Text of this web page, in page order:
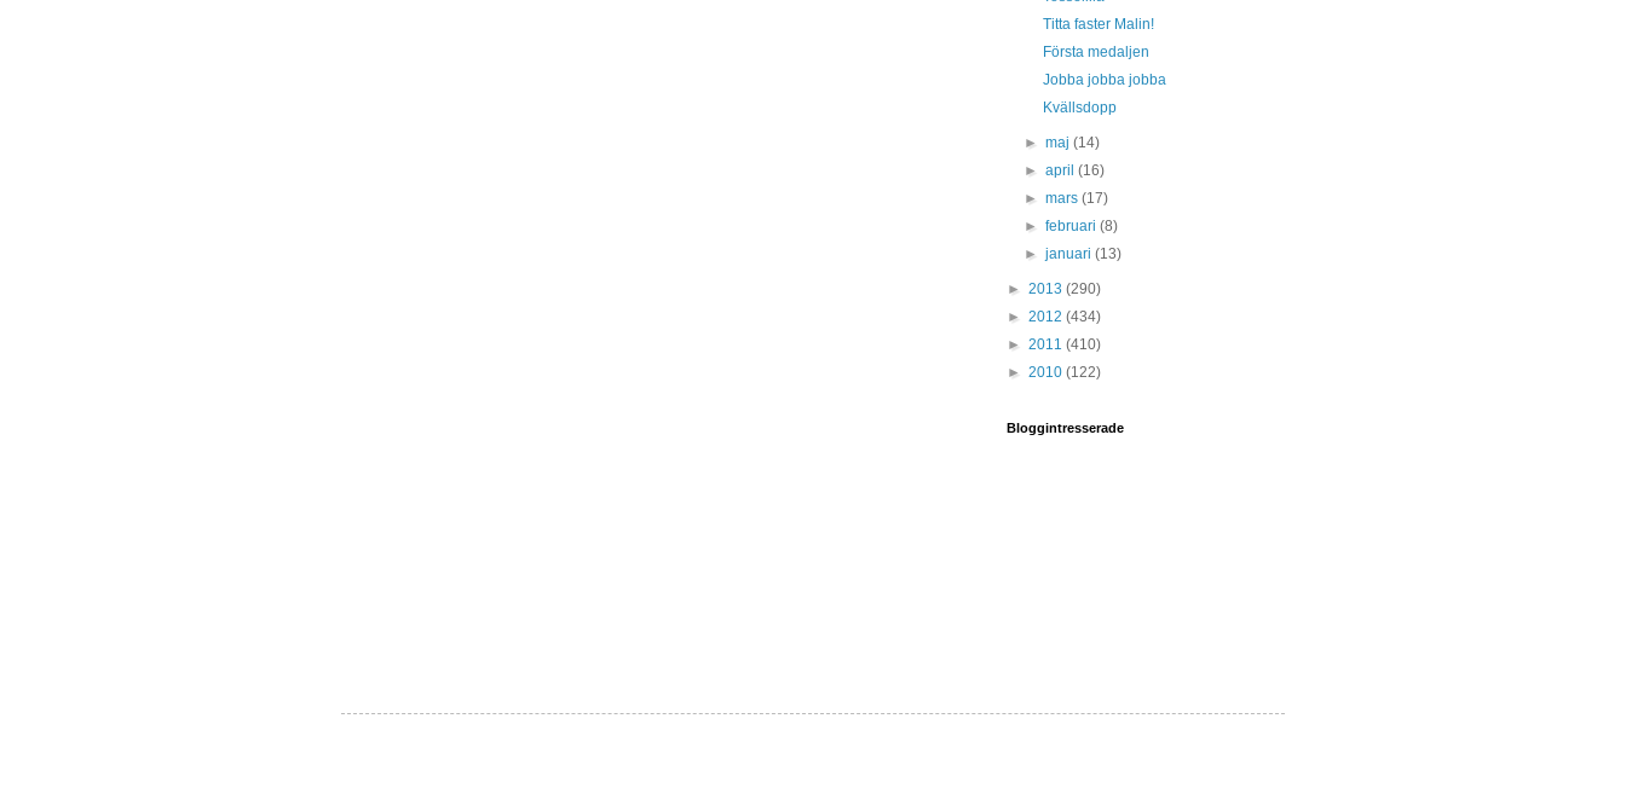
Titta faster Malin!
Första medaljen
Jobba jobba jobba
Kvällsdopp
►maj(14)
►april(16)
►mars(17)
►februari(8)
►januari(13)
► 2013 (290)
► 2012 (434)
► 2011 (410)
► 2010 (122)
Bloggintresserade